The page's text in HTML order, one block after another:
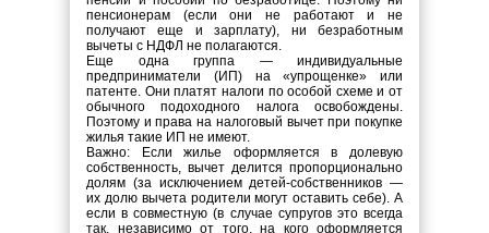
пенсионерам (если они не работают и не
получают еще и зарплату), ни безработным
вычеты с НДФЛ не полагаются.
Еще одна группа — индивидуальные
предприниматели (ИП) на «упрощенке» или
патенте. Они платят налоги по особой схеме и от
обычного подоходного налога освобождены.
Поэтому и права на налоговый вычет при покупке
жилья такие ИП не имеют.
Важно: Если жилье оформляется в долевую
собственность, вычет делится пропорционально
долям (за исключением детей-собственников —
их долю вычета родители могут оставить себе). А
если в совместную (в случае супругов это всегда
так, независимо от того, на кого оформляется